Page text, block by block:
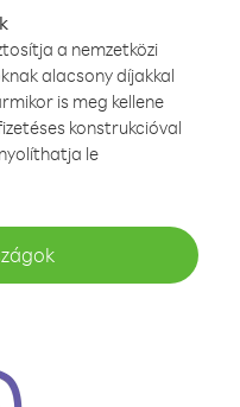
a nemzetközi
alacsony díjakkal
is meg kellene
konstrukcióval
le